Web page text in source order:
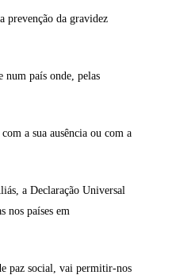
prevenção da gravidez
num país onde, pelas
a sua ausência ou com a
a Declaração Universal
nos países em
paz social, vai permitir-nos